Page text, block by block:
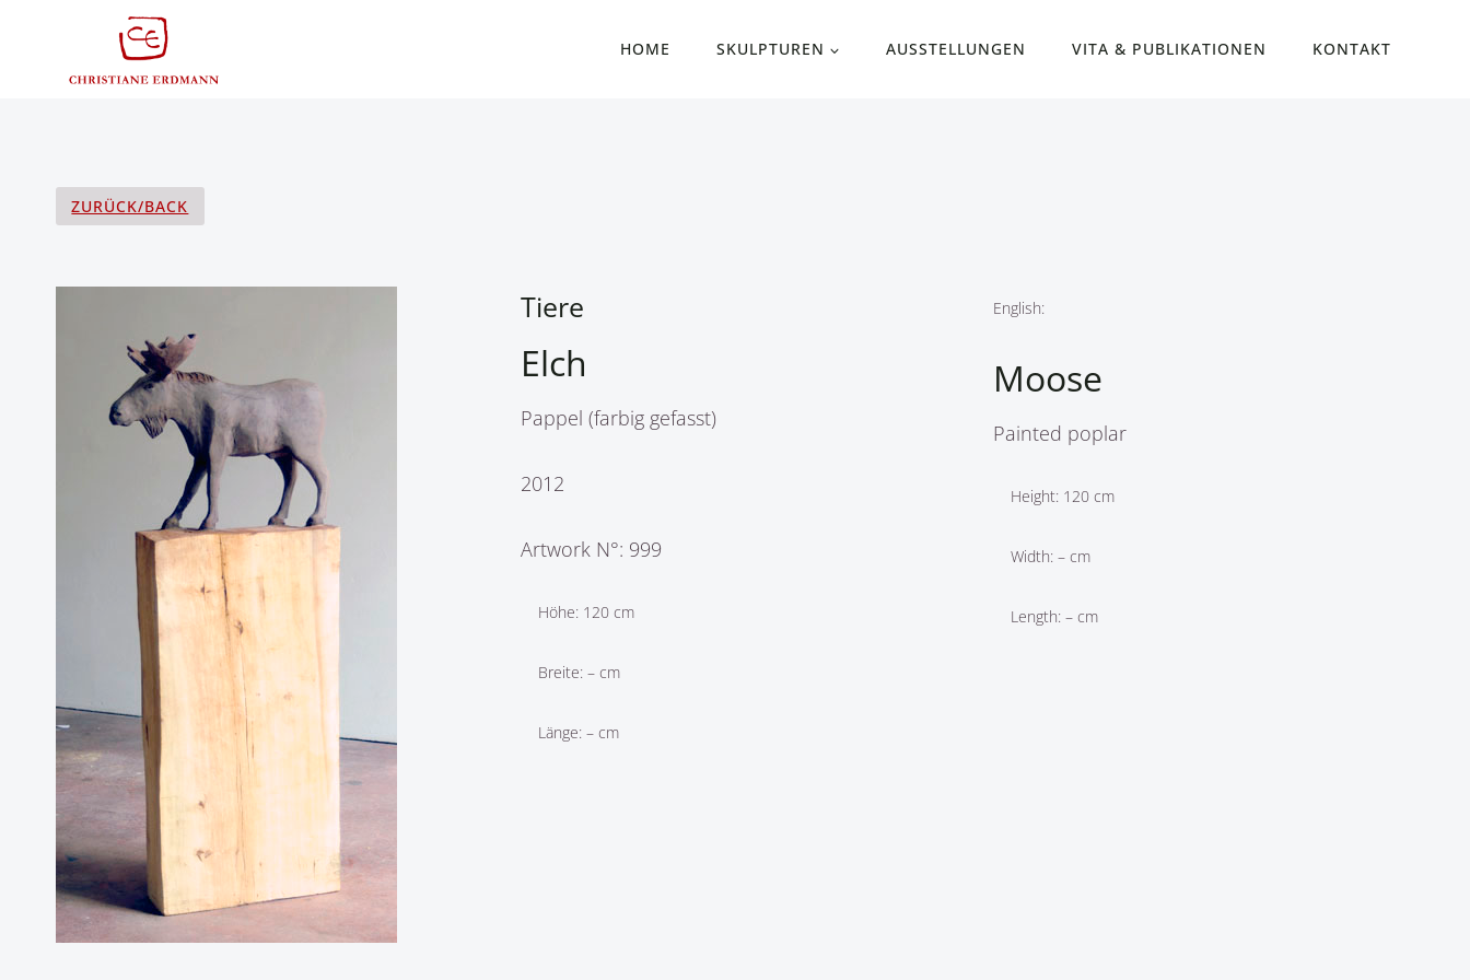
springen
HOME SKULPTUREN AUSSTELLUNGEN VITA & PUBLIKATIONEN KONTAKT
ZURÜCK/BACK
Tiere
Elch
Pappel (farbig gefasst)
2012
Artwork N°: 999
Höhe: 120 cm
Breite: – cm
Länge: – cm
English:
Moose
Painted poplar
Height: 120 cm
Width: – cm
Length: – cm